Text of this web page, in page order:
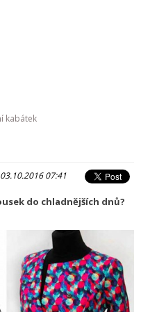
kabátek
07:41
do chladnějších dnů?